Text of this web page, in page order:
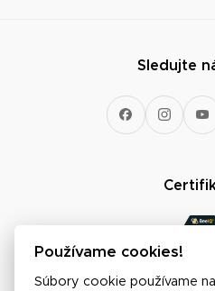
Sledujte
Používame cookies!
Súbory cookie používame